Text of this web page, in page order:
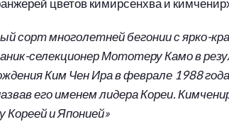
цветов кимирсенхва и
сорт многолетней бегонии с ярко-
селекционер Мототеру Камо в
Ким Чен Ира в феврале 1988
его именем лидера Кореи.
и Японией»